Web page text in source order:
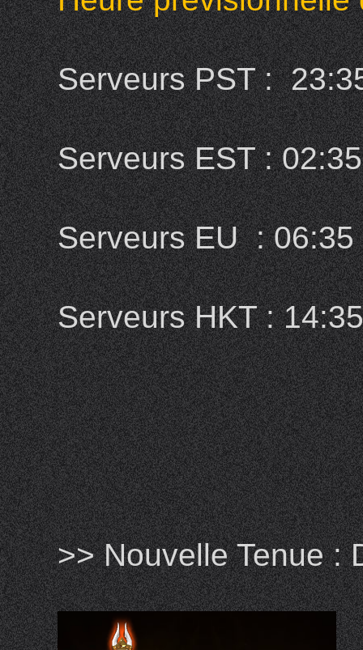
Serveurs PST :
Serveurs EST :
Serveurs EU : 06:35
Serveurs HKT :
>> Nouvelle Tenue :